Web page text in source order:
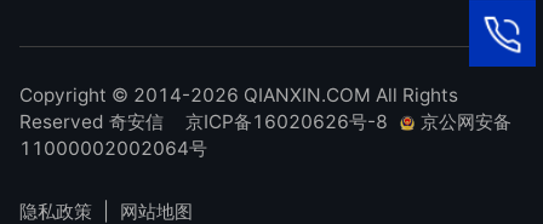
在线客
进出口合规声明
Copyright © 2014-2026 QIANXIN.COM All Rights
Reserved 奇安信
京ICP备16020626号-8
京公网安备
11000002002064号
隐私政策 网站地图